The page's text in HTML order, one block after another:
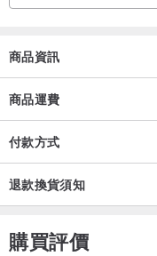
商品資訊
商品運費
付款方式
退款換貨須知
購買評價